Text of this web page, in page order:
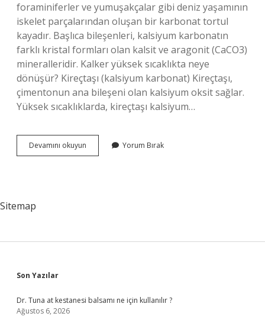
foraminiferler ve yumuşakçalar gibi deniz yaşamının
iskelet parçalarından oluşan bir karbonat tortul
kayadır. Başlıca bileşenleri, kalsiyum karbonatın
farklı kristal formları olan kalsit ve aragonit (CaCO3)
mineralleridir. Kalker yüksek sıcaklıkta neye
dönüşür? Kireçtaşı (kalsiyum karbonat) Kireçtaşı,
çimentonun ana bileşeni olan kalsiyum oksit sağlar.
Yüksek sıcaklıklarda, kireçtaşı kalsiyum…
Devamını okuyun
Dayanıklı
Yorum Bırak
Sitemap
Sidebar
Son Yazılar
Dr. Tuna at kestanesi balsamı ne için kullanılır ?
Ağustos 6, 2026